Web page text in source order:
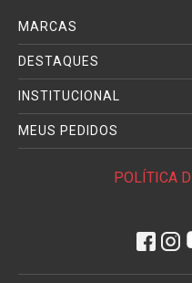
MARCAS
DESTAQUES
INSTITUCIONAL
MEUS PEDIDOS
POLÍTICA